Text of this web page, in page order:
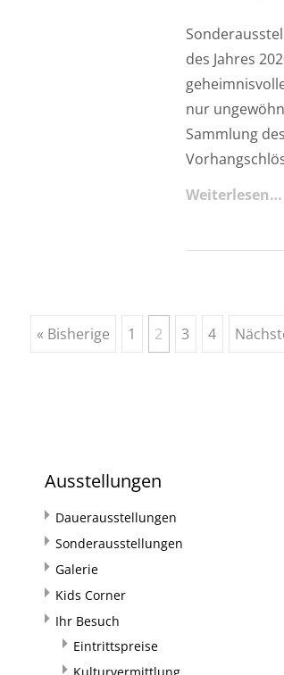
des Jahres
nur
Sammlung
Weiterlesen…
« Bisherige 1 2 3 4
Ausstellungen
Dauerausstellungen
Sonderausstellungen
Galerie
Kids Corner
Ihr Besuch
Eintrittspreise